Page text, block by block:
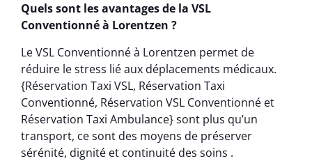
Quels sont les avantages de la VSL
Conventionné à Lorentzen ?
Le VSL Conventionné à Lorentzen permet de
réduire le stress lié aux déplacements médicaux.
{Réservation Taxi VSL, Réservation Taxi
Conventionné, Réservation VSL Conventionné et
Réservation Taxi Ambulance} sont plus qu’un
transport, ce sont des moyens de préserver
sérénité, dignité et continuité des soins .